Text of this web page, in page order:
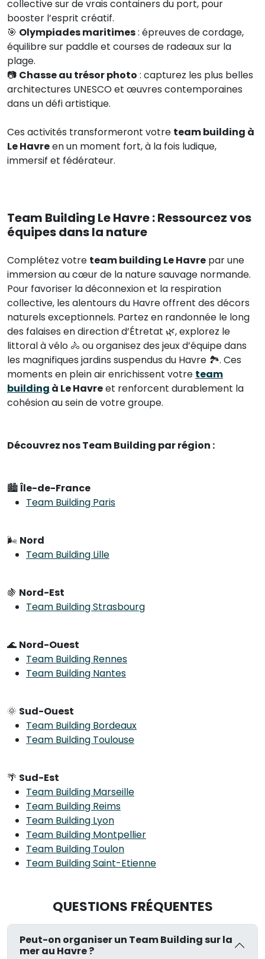
collective sur de vrais containers du port, pour
booster l’esprit créatif.
🎯 Olympiades maritimes: épreuves de cordage,
équilibre sur paddle et courses de radeaux sur la
plage.
📷 Chasse au trésor photo : capturez les plus belles
architectures UNESCO et œuvres contemporaines
dans un défi artistique.
Ces activités transformeront votre team building à
Le Havreen un moment fort, à la fois ludique,
immersif et fédérateur.
Team Building Le Havre : Ressourcez vos
équipes dans la nature
Complétez votre team building Le Havre par une
immersion au cœur de la nature sauvage normande.
Pour favoriser la déconnexion et la respiration
collective, les alentours du Havre offrent des décors
naturels exceptionnels. Partez en randonnée le long
des falaises en direction d’Étretat 🌿, explorez le
littoral à vélo 🚴 ou organisez des jeux d’équipe dans
les magnifiques jardins suspendus du Havre 🏞️. Ces
moments en plein air enrichissent votre team
building à Le Havreet renforcent durablement la
cohésion au sein de votre groupe.
Découvrez nos Team Building par région :
🏙Île-de-France
Team Building Paris
🌬 Nord
Team Building Lille
🍇 Nord-Est
Team Building Strasbourg
🌊 Nord-Ouest
Team Building Rennes
Team Building Nantes
🌞 Sud-Ouest
Team Building Bordeaux
Team Building Toulouse
🌴 Sud-Est
Team Building Marseille
Team Building Reims
Team Building Lyon
Team Building Montpellier
Team Building Toulon
Team Building Saint-Etienne
QUESTIONS FRÉQUENTES
Peut-on organiser un Team Building sur la
mer au Havre ?